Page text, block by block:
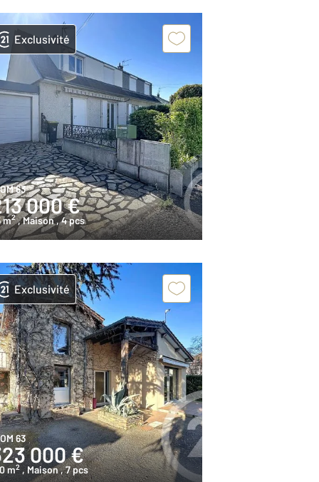
Exclusivité
63
000 €
m2 , Maison, 4 pcs
Exclusivité
63
000 €
m2 , Maison, 7 pcs